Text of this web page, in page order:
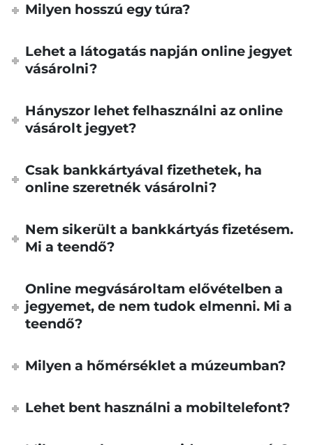
Milyen hosszú egy túra?
Lehet a látogatás napján online jegyet
vásárolni?
Hányszor lehet felhasználni az online
vásárolt jegyet?
Csak bankkártyával fizethetek, ha
online szeretnék vásárolni?
Nem sikerült a bankkártyás fizetésem.
Mi a teendő?
Online megvásároltam elővételben a
jegyemet, de nem tudok elmenni. Mi a
teendő?
Milyen a hőmérséklet a múzeumban?
Lehet bent használni a mobiltelefont?